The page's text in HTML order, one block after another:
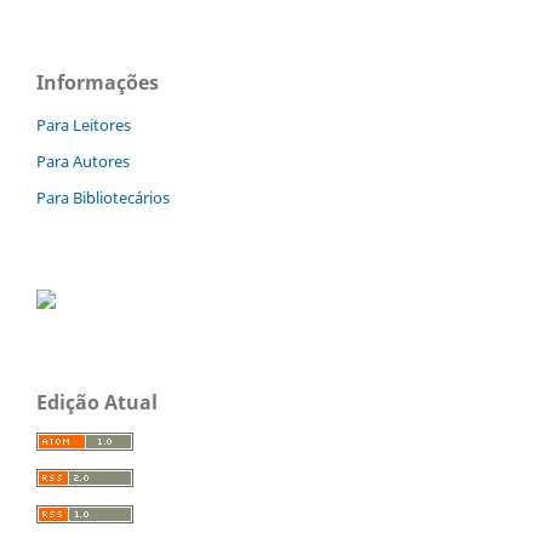
Informações
Para Leitores
Para Autores
Para Bibliotecários
Edição Atual